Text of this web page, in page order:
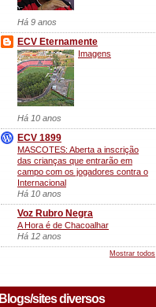
Há 9 anos
ECV Eternamente
Imagens
Há 10 anos
ECV 1899
MASCOTES: Aberta a inscrição
das crianças que entrarão em
campo com os jogadores contra o
Internacional
Há 10 anos
Voz Rubro Negra
A Hora é de Chacoalhar
Há 12 anos
Mostrar todos
Blogs/sites diversos